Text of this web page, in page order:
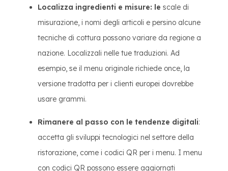
Localizza ingredienti e misure: le scale di
misurazione, i nomi degli articoli e persino alcune
tecniche di cottura possono variare da regione a
nazione. Localizzali nelle tue traduzioni. Ad
esempio, se il menu originale richiede once, la
versione tradotta per i clienti europei dovrebbe
usare grammi.
Rimanere al passo con le tendenze digitali:
accetta gli sviluppi tecnologici nel settore della
ristorazione, come i codici QR per i menu. I menu
con codici QR possono essere aggiornati